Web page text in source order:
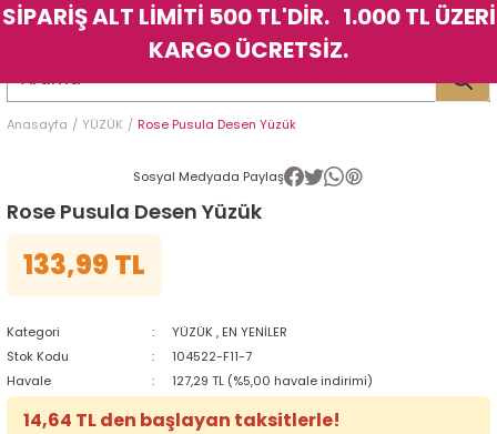
Geri Dön
Geri Dön
Geri Dön
Geri Dön
Geri Dön
Geri Dön
Anasayfa YÜZÜK Rose Pusula Desen Yüzük
Sosyal Medyada Paylaş
Rose Pusula Desen Yüzük
133,99 TL
Kategori YÜZÜK , EN YENİLER
Stok Kodu
104522-F11-7
Havale
127,29 TL (%5,00 havale indirimi)
14,64 TL den başlayan taksitlerle!
Geri Dön
Geri Dön
Geri Dön
Geri Dön
Geri Dön
Geri Dön
SİPARİŞ ALT LİMİTİ 500 TL'DİR. 1.000 TL ÜZERİ
KARGO ÜCRETSİZ.